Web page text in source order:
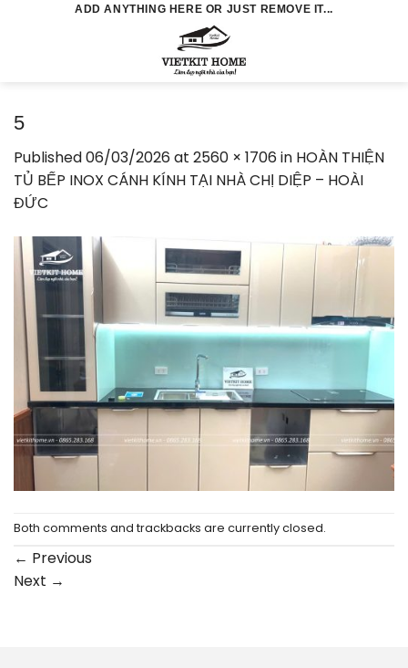
ADD ANYTHING HERE OR JUST REMOVE IT...
5
Published06/03/2026 at 2560 × 1706 in HOÀN THIỆN
TỦ BẾP INOX CÁNH KÍNH TẠI NHÀ CHỊ DIỆP – HOÀI
ĐỨC
Both comments and trackbacks are currently closed.
← Previous
Next →